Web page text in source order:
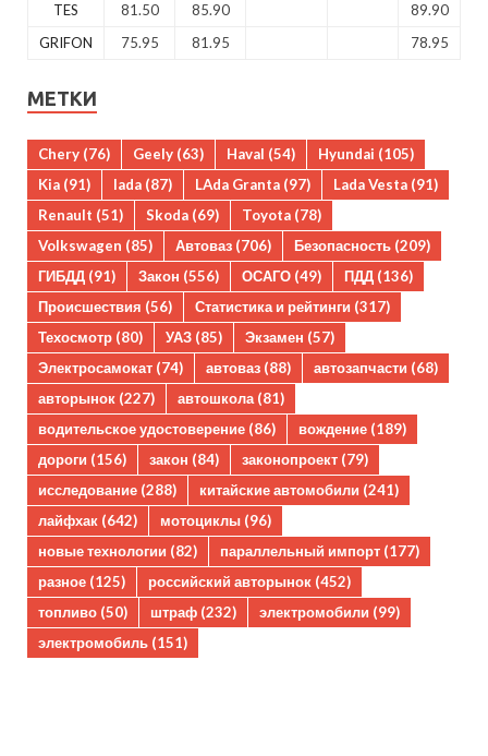
TES
81.50 85.90
89.90
GRIFON
75.95 81.95 78.95
МЕТКИ
Chery (76) Geely (63) Haval (54) Hyundai (105)
Kia (91) lada (87) LAda Granta (97) Lada Vesta (91)
Renault (51) Skoda (69) Toyota (78)
Volkswagen (85) Автоваз (706) Безопасность (209)
ГИБДД (91) Закон (556) ОСАГО (49) ПДД (136)
Происшествия (56) Статистика и рейтинги (317)
Техосмотр (80) УАЗ (85) Экзамен (57)
Электросамокат (74) автоваз (88) автозапчасти (68)
авторынок (227) автошкола(81)
водительское удостоверение (86) вождение (189)
дороги (156) закон (84) законопроект (79)
исследование (288) китайские автомобили (241)
лайфхак (642) мотоциклы (96)
новые технологии (82) параллельный импорт (177)
разное (125) российский авторынок (452)
топливо (50) штраф (232) электромобили (99)
электромобиль (151)